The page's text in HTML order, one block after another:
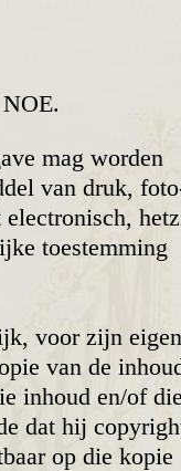
mag worden
van druk,
toe­stem­ming
voor zijn eigen
van de
inhoud en/of
dat hij
op die kopie